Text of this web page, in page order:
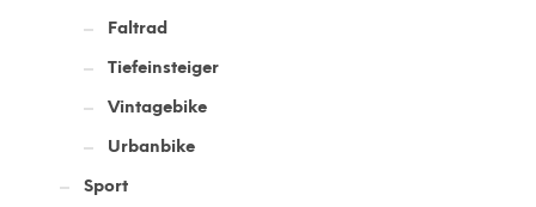
Faltrad
Tiefeinsteiger
Vintagebike
Urbanbike
Sport